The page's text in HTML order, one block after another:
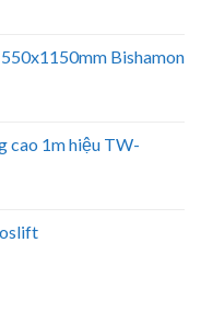
Bishamon
cao 1m hiệu TW-